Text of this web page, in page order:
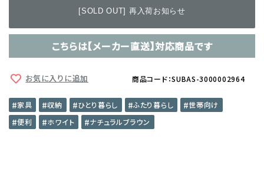
[SOLD OUT] 再入荷お知らせ
こちらは【メーカー直送】対応商品です
お気に入りに追加 商品コード：SUBAS-3000002964
家具 収納 ひとり暮らし ふたり暮らし
世帯向け
便利
ホワイト ナチュラルブラウン